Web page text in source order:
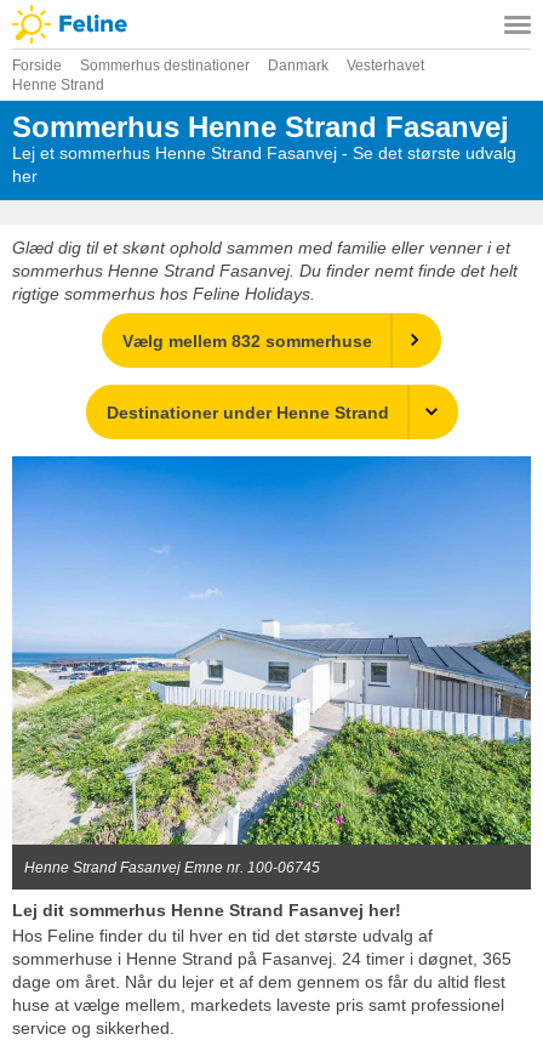
Forside Sommerhus destinationer Danmark
Vesterhavet
Henne Strand
Sommerhus Henne Strand Fasanvej
Lej et sommerhus Henne Strand Fasanvej - Se det største udvalg
her
Glæd dig til et skønt ophold sammen med familie eller venner i et
sommerhus Henne Strand Fasanvej. Du finder nemt finde det helt
rigtige sommerhus hos Feline Holidays.
Vælg mellem 832 sommerhuse
Destinationer under Henne Strand
Henne Strand Fasanvej Emne nr. 100-06745
Lej dit sommerhus Henne Strand Fasanvej her!
Hos Feline finder du til hver en tid det største udvalg af
sommerhuse i Henne Strand på Fasanvej. 24 timer i døgnet, 365
dage om året. Når du lejer et af dem gennem os får du altid flest
huse at vælge mellem, markedets laveste pris samt professionel
service og sikkerhed.